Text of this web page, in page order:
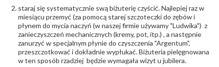
Czystość
: Minimum: VVS1
INNE PARAMETRY
Producent
odpowiedzialny :
WĘC-Twój Jubiler S.C. Artur Węc, Małgorzata
Suchan, ul. Kurczaba 3, 30-868 Kraków; NIP:
679-25-92-107; sklep@wec.com.pl
Bezpieczeństwo
Nie nadaje się dla dzieci w wieku poniżej 3 lat
staraj się systematycznie swą biżuterię czyścić. Najlepiej raz w
miesiącu przemyć (za pomocą starej szczoteczki do zębów i
płynem do mycia naczyń (w naszej firmie używamy "Ludwika") z
zanieczyszczeń mechanicznych (kremy, pot, itp.) , a następnie
zanurzyć w specjalnym płynie do czyszczenia "Argentum",
przeszczotkować i dokładnie wypłukać. Biżuteria pielęgnowana
w ten sposób rzadziej będzie wymagała wizyt u jubilera.